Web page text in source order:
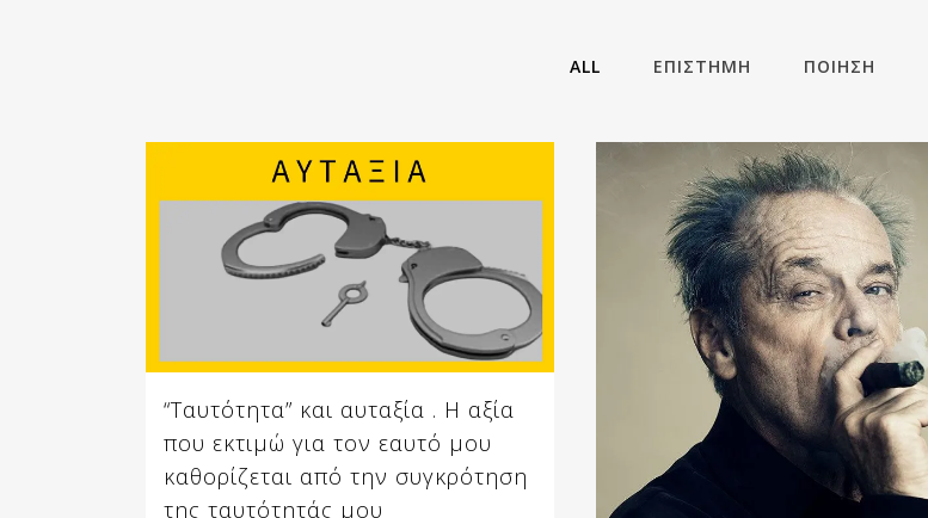
ALL ΕΠΙΣΤΗΜΗ ΠΟΙΗΣΗ
“Ταυτότητα” και αυταξία . Η αξία
που εκτιμώ για τον εαυτό μου
καθορίζεται από την συγκρότηση
της ταυτότητάς μου